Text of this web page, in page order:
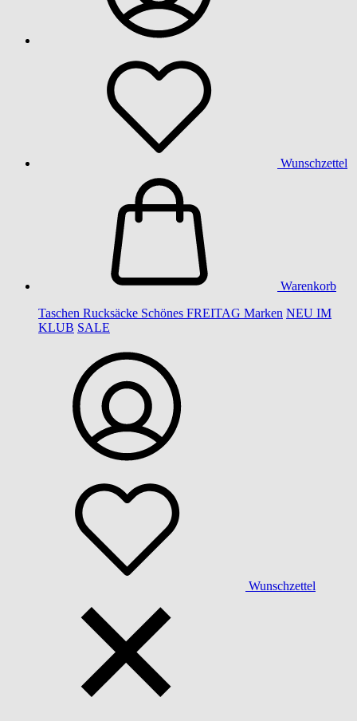
Wunschzettel
Warenkorb
Taschen Rucksäcke Schönes FREITAG Marken NEU IM
KLUB SALE
Wunschzettel